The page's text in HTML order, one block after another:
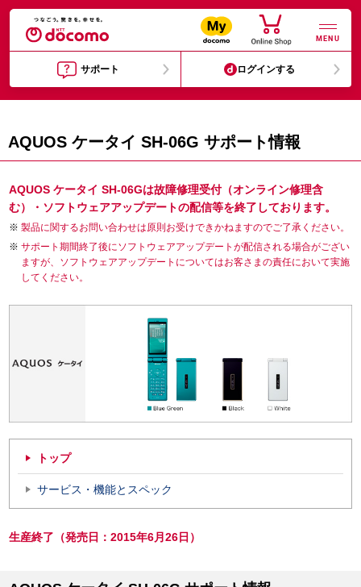
MENU
サポート ログインする
AQUOS ケータイ SH-06G サポート情報
AQUOS ケータイ SH-06Gは故障修理受付（オンライン修理含
む）・ソフトウェアアップデートの配信等を終了しております。
製品に関するお問い合わせは原則お受けできかねますのでご了承ください。
サポート期間終了後にソフトウェアアップデートが配信される場合がござい
ますが、ソフトウェアアップデートについてはお客さまの責任において実施
してください。
トップ
サービス・機能とスペック
生産終了（発売日：2015年6月26日）